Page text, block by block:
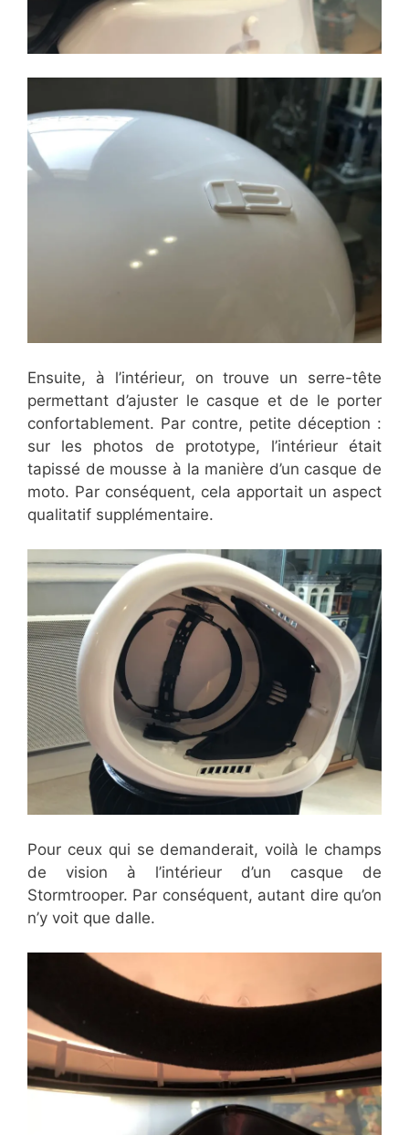
Ensuite, à l’intérieur, on trouve un serre-tête
permettant d’ajuster le casque et de le porter
confortablement. Par contre, petite déception :
sur les photos de prototype, l’intérieur était
tapissé de mousse à la manière d’un casque de
moto. Par conséquent, cela apportait un aspect
qualitatif supplémentaire.
Pour ceux qui se demanderait, voilà le champs
de vision à l’intérieur d’un casque de
Stormtrooper. Par conséquent, autant dire qu’on
n’y voit que dalle.